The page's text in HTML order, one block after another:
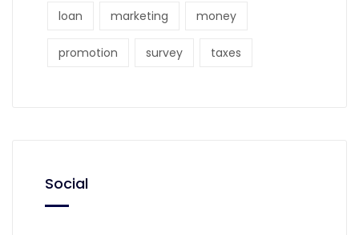
loan marketing money
promotion survey taxes
Social